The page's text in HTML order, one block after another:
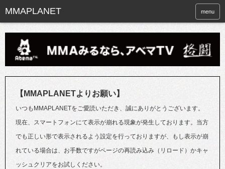
menu
【MMAPLANETよりお願い】
いつもMMAPLANETをご愛読いただき、誠にありがとうございます。
現在、スマートフォンにて表示が崩れる現象が発生しております。当方
でも正しい形で表示されるよう設定を行っておりますが、もし表示が崩
れている場合は、お手数ですがページの再読み込み（リロード）かキャ
ッシュクリアをお試しください。